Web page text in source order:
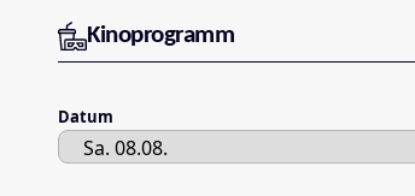
Kinoprogramm
Datum